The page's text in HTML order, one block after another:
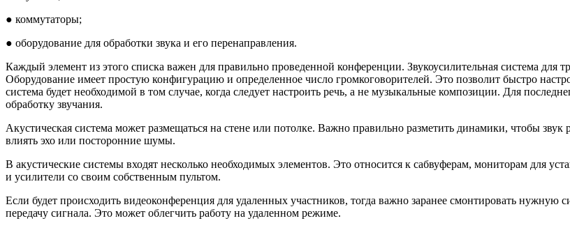
● коммутаторы;
● оборудование для обработки звука и его перенаправления.
Каждый элемент из этого списка важен для правильно проведенной конференции. Звукоусилительная система
Оборудование имеет простую конфигурацию и определенное число громкоговорителей. Это позволит быстро
система будет необходимой в том случае, когда следует настроить речь, а не музыкальные композиции. Для
обработку звучания.
Акустическая система может размещаться на стене или потолке. Важно правильно разметить динамики, чтобы
влиять эхо или посторонние шумы.
В акустические системы входят несколько необходимых элементов. Это относится к сабвуферам, мониторам для
и усилители со своим собственным пультом.
Если будет происходить видеоконференция для удаленных участников, тогда важно заранее смонтировать нужную
передачу сигнала. Это может облегчить работу на удаленном режиме.